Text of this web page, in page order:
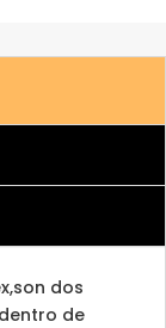
dos
de